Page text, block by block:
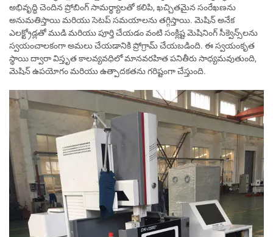
అభివృద్ధి చెందిన ప్రోబింగ్ సామర్థ్యాలతో కలిపి, ఖచ్చితమైన సంరేఖణను
అనుమతిస్తాయి మరియు సెటప్ సమయాలను తగ్గిస్తాయి. మెషిన్ అనేక
ఎలక్ట్రోడ్లతో ముడి మరియు పూర్తి చేయడం వంటి సంక్లిష్ట మెషినింగ్ సీక్వెన్స్‌లను
స్వయంచాలకంగా అమలు చేయడానికి ప్రోగ్రామ్ చేయబడింది. ఈ స్వయంకృత
స్థాయి ద్వారా విస్తృత కాలవ్యవధిలో మానవరహిత పనితీరు సాధ్యమవుతుంది,
మెషిన్ ఉపయోగం మరియు ఉత్పాదకతను గరిష్టంగా చేస్తుంది.